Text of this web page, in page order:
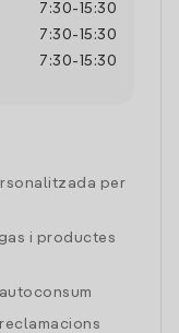
7:30- 15:30
7:30- 15:30
7:30- 15:30
per
i productes